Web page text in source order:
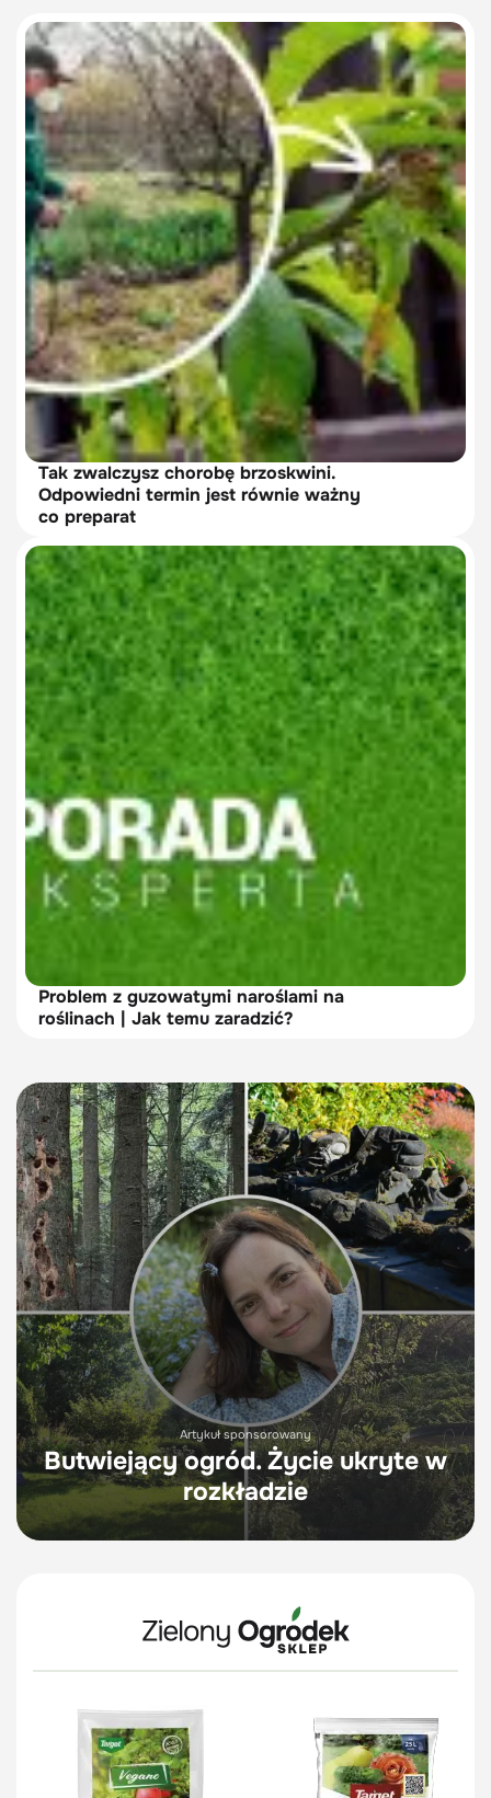
Tak zwalczysz chorobę brzoskwini.
Odpowiedni termin jest równie ważny
co preparat
Problem z guzowatymi naroślami na
roślinach | Jak temu zaradzić?
Artykuł sponsorowany
Butwiejący ogród. Życie ukryte w
rozkładzie